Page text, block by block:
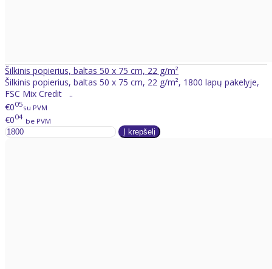
Šilkinis popierius, baltas 50 x 75 cm, 22 g/m²
Šilkinis popierius, baltas 50 x 75 cm, 22 g/m², 1800 lapų pakelyje,
FSC Mix Credit ..
€005su PVM
€004 be PVM